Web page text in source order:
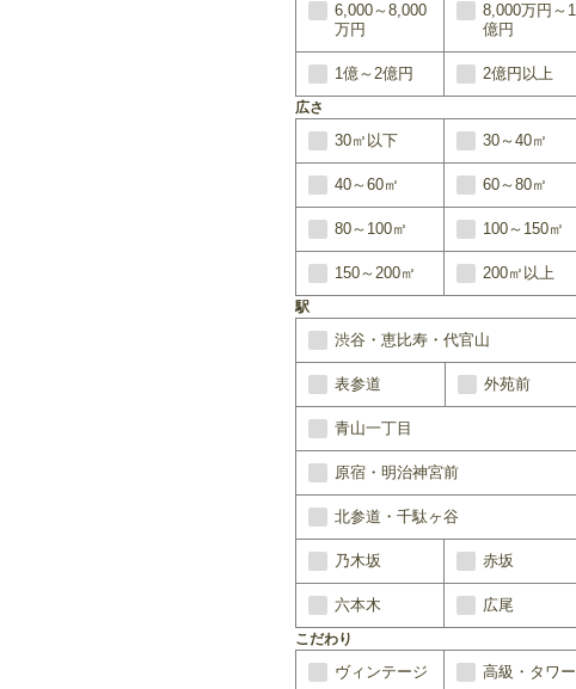
6,000～8,000
万円
8,000万円～1
億円
1億～2億円 2億円以上
広さ
30㎡以下 30～40㎡
40～60㎡ 60～80㎡
80～100㎡ 100～150㎡
150～200㎡ 200㎡以上
駅
渋谷・恵比寿・代官山
表参道 外苑前
青山一丁目
原宿・明治神宮前
北参道・千駄ヶ谷
乃木坂 赤坂
六本木 広尾
こだわり
ヴィンテージ 高級・タワー